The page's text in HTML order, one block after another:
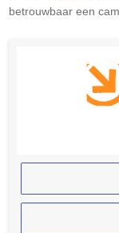
betrouwbaar een